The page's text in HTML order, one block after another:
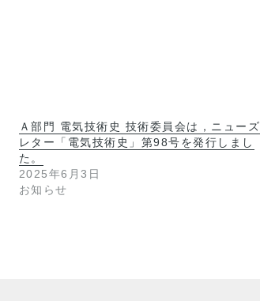
Ａ部門 電気技術史 技術委員会は，ニューズ
レター「電気技術史」第98号を発行しまし
た。
2025年6月3日
お知らせ